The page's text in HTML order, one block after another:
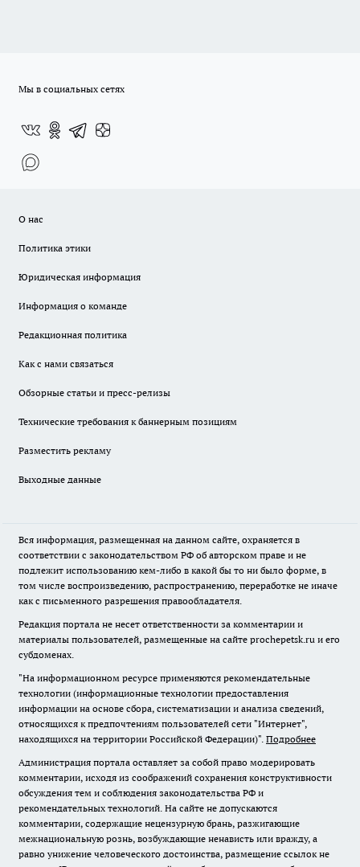
Мы в социальных сетях
О нас
Политика этики
Юридическая информация
Информация о команде
Редакционная политика
Как с нами связаться
Обзорные статьи и пресс-релизы
Технические требования к баннерным позициям
Разместить рекламу
Выходные данные
Вся информация, размещенная на данном сайте, охраняется в
соответствии с законодательством РФ об авторском праве и не
подлежит использованию кем-либо в какой бы то ни было форме, в
том числе воспроизведению, распространению, переработке не иначе
как с письменного разрешения правообладателя.
Редакция портала не несет ответственности за комментарии и
материалы пользователей, размещенные на сайте prochepetsk.ru и его
субдоменах.
"На информационном ресурсе применяются рекомендательные
технологии (информационные технологии предоставления
информации на основе сбора, систематизации и анализа сведений,
относящихся к предпочтениям пользователей сети "Интернет",
находящихся на территории Российской Федерации)". Подробнее
Администрация портала оставляет за собой право модерировать
комментарии, исходя из соображений сохранения конструктивности
обсуждения тем и соблюдения законодательства РФ и
рекомендательных технологий. На сайте не допускаются
комментарии, содержащие нецензурную брань, разжигающие
межнациональную рознь, возбуждающие ненависть или вражду, а
равно унижение человеческого достоинства, размещение ссылок не